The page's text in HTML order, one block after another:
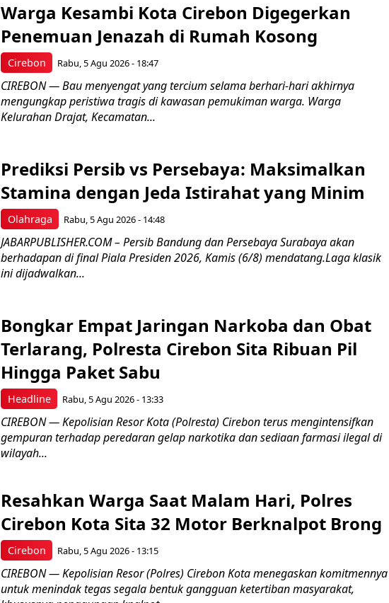
Cirebon
Warga Kesambi Kota Cirebon Digegerkan
Penemuan Jenazah di Rumah Kosong
Rabu, 5 Agu 2026 - 18:47
CIREBON — Bau menyengat yang tercium selama berhari-hari akhirnya
mengungkap peristiwa tragis di kawasan pemukiman warga. Warga
Kelurahan Drajat, Kecamatan...
Olahraga
Prediksi Persib vs Persebaya: Maksimalkan
Stamina dengan Jeda Istirahat yang Minim
Rabu, 5 Agu 2026 - 14:48
JABARPUBLISHER.COM – Persib Bandung dan Persebaya Surabaya akan
berhadapan di final Piala Presiden 2026, Kamis (6/8) mendatang.Laga klasik
ini dijadwalkan...
Headline
Bongkar Empat Jaringan Narkoba dan Obat
Terlarang, Polresta Cirebon Sita Ribuan Pil
Hingga Paket Sabu
Rabu, 5 Agu 2026 - 13:33
​CIREBON — Kepolisian Resor Kota (Polresta) Cirebon terus mengintensifkan
gempuran terhadap peredaran gelap narkotika dan sediaan farmasi ilegal di
wilayah...
Cirebon
Resahkan Warga Saat Malam Hari, Polres
Cirebon Kota Sita 32 Motor Berknalpot Brong
Rabu, 5 Agu 2026 - 13:15
CIREBON — Kepolisian Resor (Polres) Cirebon Kota menegaskan komitmennya
untuk menindak tegas segala bentuk gangguan ketertiban masyarakat,